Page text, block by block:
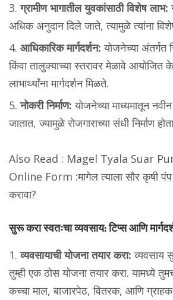
ग्रामीण भागातील युवकांसाठी विशेष लाभ:
अधिक अनुदान दिले जाते, त्यामुळे त्यांना
आधिकारिक मार्गदर्शन: योजनेच्या अंतर्गत
किंवा तालुक्याच्या स्तरावर मेळावे आयोजित
लाभार्थ्यांना मार्गदर्शन मिळते.
नोकरी निर्माण: योजनेच्या माध्यमातून
जातात, ज्यामुळे रोजगाराच्या संधी निर्माण
Also Read : Magel Tyala Suar
Online Form :मागेल त्याला सौर कृषी
करावा?
सुरू करा स्वतःचा व्यवसाय: टिप्स आणि
व्यवसायाची योजना तयार करा: व्यवसाय
तुम्ही एक ठोस योजना तयार करा. यामध्ये
कच्चा माल, बाजारपेठ, वितरक, आणि